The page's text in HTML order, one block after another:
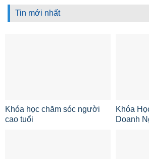
Tin mới nhất
Khóa học chăm sóc người
cao tuổi
Khóa
Doanh